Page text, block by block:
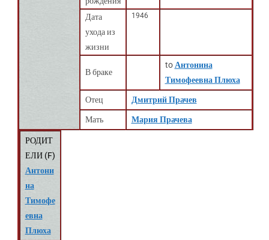
Дата
ухода из
жизни
1946
В браке
to Антонина
Тимофеевна Плюха
Отец Дмитрий Прачев
Мать Мария Прачева
РОДИТ
ЕЛИ (F)
Антони
на
Тимофе
евна
Плюха